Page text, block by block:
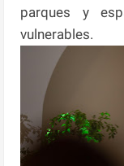
parques y
vulnerables.